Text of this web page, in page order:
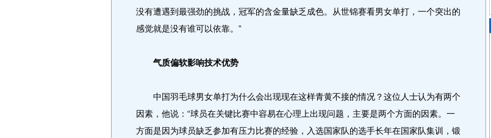
没有遭遇到最强劲的挑战，冠军的含金量缺乏成色。从世锦赛看男女单打，一个突出的
感觉就是没有谁可以依靠。”
气质偏软影响技术优势
中国羽毛球男女单打为什么会出现现在这样青黄不接的情况？这位人士认为有两个
因素，他说：“球员在关键比赛中容易在心理上出现问题，主要是两个方面的因素。一
方面是因为球员缺乏参加有压力比赛的经验，入选国家队的选手长年在国家队集训，锻